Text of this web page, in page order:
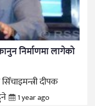
निर्माणमा लागेको
दीपक
1 year ago